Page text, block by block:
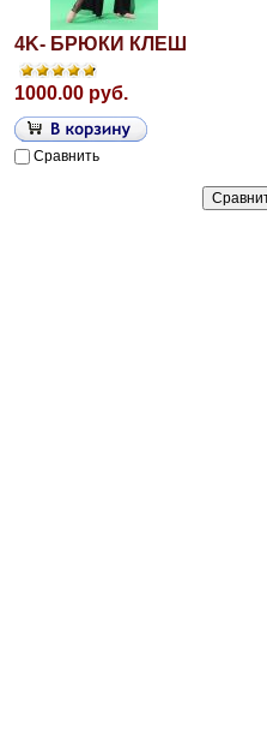
4K- БРЮКИ КЛЕШ
1000.00 руб.
Сравнить